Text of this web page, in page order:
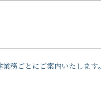
務ごとにご案内いたします。